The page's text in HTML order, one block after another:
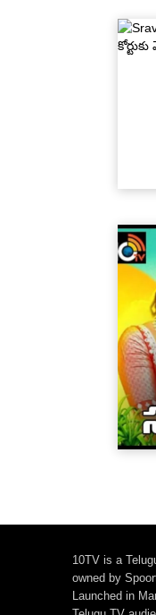
10TV is a
owned by
Launched in